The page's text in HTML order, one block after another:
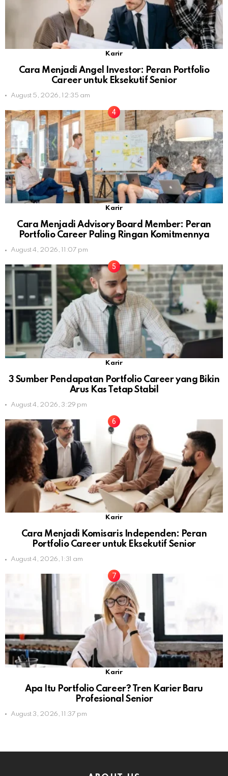
Karir
Cara Menjadi Angel Investor: Peran Portfolio
Career untuk Eksekutif Senior
August 5, 2026, 12:35 am
Karir
Cara Menjadi Advisory Board Member: Peran
Portfolio Career Paling Ringan Komitmennya
August 4, 2026, 11:07 pm
Karir
3 Sumber Pendapatan Portfolio Career yang Bikin
Arus Kas Tetap Stabil
August 4, 2026, 3:29 pm
Karir
Cara Menjadi Komisaris Independen: Peran
Portfolio Career untuk Eksekutif Senior
August 4, 2026, 1:31 am
Karir
Apa Itu Portfolio Career? Tren Karier Baru
Profesional Senior
August 3, 2026, 11:37 pm